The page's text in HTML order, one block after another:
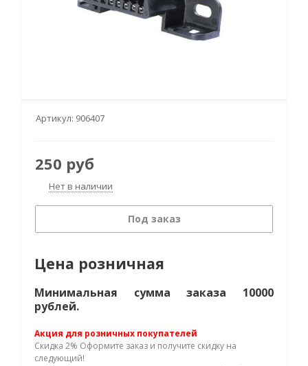
Артикул: 906407
250 руб
Нет в наличии
Под заказ
Цена розничная
Минимальная сумма заказа 10000
рублей.
Акция для розничных покупателей
Скидка 2% Оформите заказ и получите скидку на
следующий!